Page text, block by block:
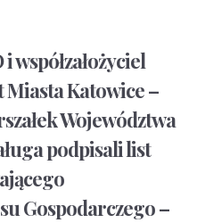
współzałożyciel
Katowice –
Województwa
podpisali list
Gospodarczego –